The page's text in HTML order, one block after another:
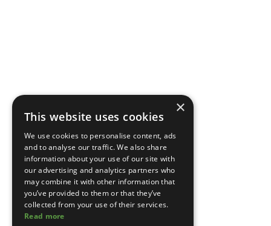
×
This website uses cookies
We use cookies to personalise content, ads
and to analyse our traffic. We also share
information about your use of our site with
our advertising and analytics partners who
may combine it with other information that
you’ve provided to them or that they’ve
collected from your use of their services.
Read more